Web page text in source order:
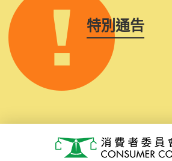
特別通告
消費者委員會